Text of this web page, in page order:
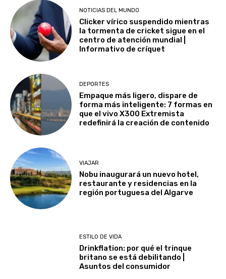
NOTICIAS DEL MUNDO
Clicker vírico suspendido mientras
la tormenta de cricket sigue en el
centro de atención mundial |
Informativo de críquet
DEPORTES
Empaque más ligero, dispare de
forma más inteligente: 7 formas en
que el vivo X300 Extremista
redefinirá la creación de contenido
VIAJAR
Nobu inaugurará un nuevo hotel,
restaurante y residencias en la
región portuguesa del Algarve
ESTILO DE VIDA
Drinkflation: por qué el trinque
britano se está debilitando |
Asuntos del consumidor